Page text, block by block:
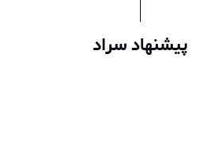
پیشنهاد سراد